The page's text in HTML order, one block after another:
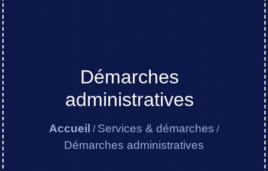
Démarches
administratives
Accueil / Services & démarches /
Démarches administratives